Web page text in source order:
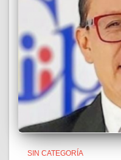
SIN CATEGORÍA